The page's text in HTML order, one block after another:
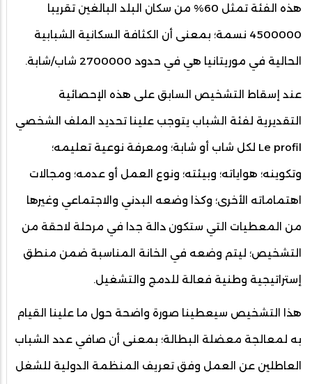
هذه الفئة تمثل 60% من سكان البلد البالغين تقريبا
4500000 نسمة؛ بمعنى أن الكثافة السكانية الشبابية
الحالية في موريتانيا هي في حدود 2700000 شاب/شابة.
عند إسقاط التشخيص السابق على هذه الإحصائية
التقديرية لفئة الشباب يتوجب علينا تحديد الملف الشخصي
Le profil لكل شاب أو شابة؛ ومعرفة نوعية تعليمه؛
وتكوينه؛ هواياته؛ وبيئته؛ ونوع العمل أو عدمه؛ ومجالات
اهتماماته الأخرى؛ وكذا وضعه البدني والاجتماعي وغيرها
من المعطيات التي ستكون دالة جدا في مرحلة لاحقة من
التشخيص؛ ليتم وضعه في الخانة المناسبة ضمن منطق
إستراتيجية وطنية فعالة للدمج والتشغيل.
هذا التشخيص سيعطينا صورة واضحة حول ما علينا القيام
به لمعالجة معضلة البطالة؛ بمعنى أن صافي عدد الشباب
العاطلين عن العمل وفق تعريف المنظمة الدولية للشغل